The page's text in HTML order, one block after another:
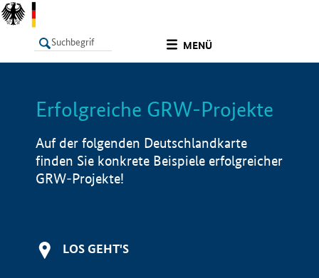
MENÜ
LISTE Info
Erfolgreiche GRW-Projekte
Auf der folgenden Deutschlandkarte
finden Sie konkrete Beispiele erfolgreicher
GRW-Projekte!
LOS GEHT'S